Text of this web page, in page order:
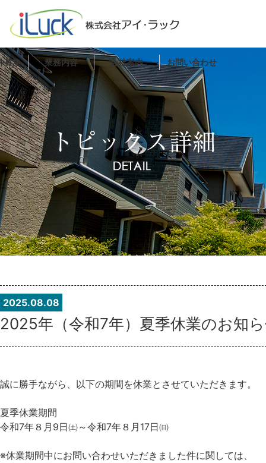
募集 業務内容 会社案内 お問い合わせ
2025.08.08
2025年（令和7年）夏季休業のお知
誠に勝手ながら、以下の期間を休業とさせていただきます。
夏季休業期間
令和7年８月9日㈯～令和7年８月17日㈰
※休業期間中にお問い合わせいただきました件に関しては、